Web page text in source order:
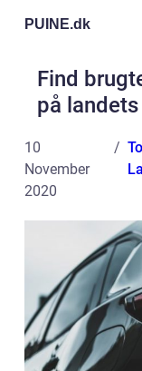
PUINE.dk
Find
på
10
November
2020